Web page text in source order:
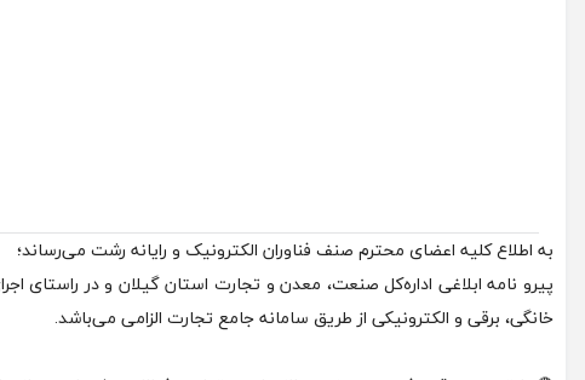
به اطلاع کلیه اعضای محترم صنف فناوران الکترونیک و رایانه رشت می‌رساند؛
پیرو نامه ابلاغی اداره‌کل صنعت، معدن و تجارت استان گیلان و در راستای
خانگی، برقی و الکترونیکی از طریق سامانه جامع تجارت الزامی می‌باشد.